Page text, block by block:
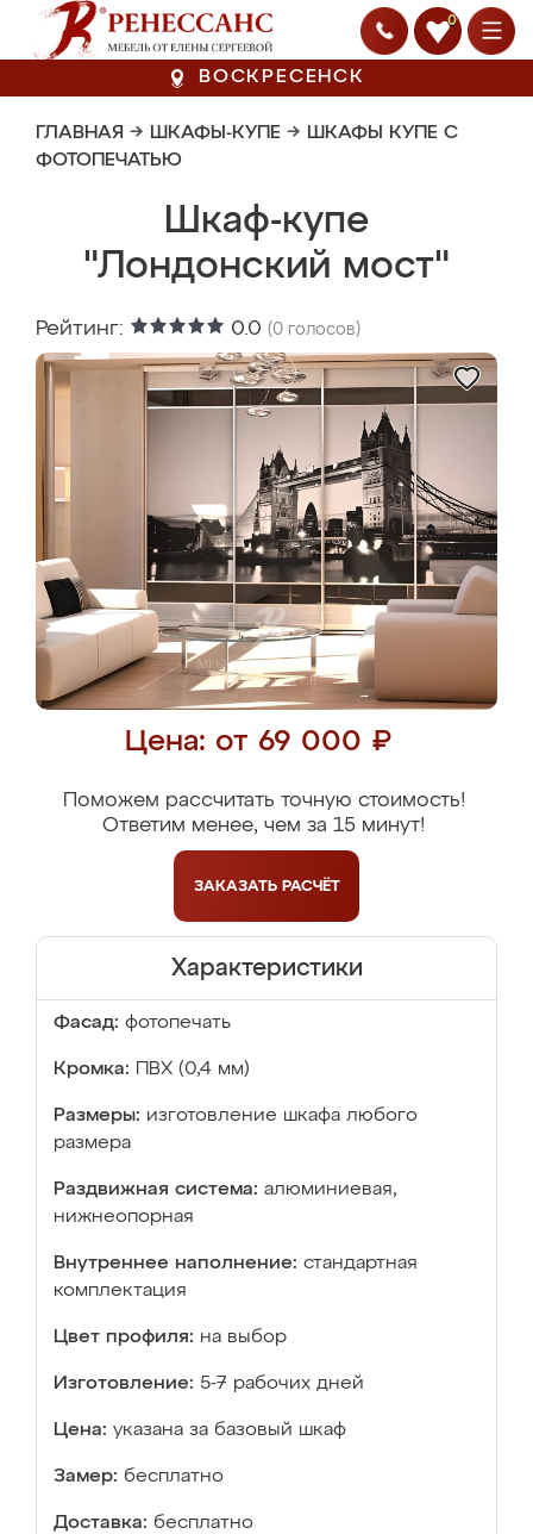
0
ВОСКРЕСЕНСК
ГЛАВНАЯ → ШКАФЫ-КУПЕ → ШКАФЫ КУПЕ С
ФОТОПЕЧАТЬЮ
Шкаф-купе
"Лондонский мост"
Рейтинг: 0.0 (0 голосов)
Цена: от 69 000 ₽
Поможем рассчитать точную стоимость!
Ответим менее, чем за 15 минут!
ЗАКАЗАТЬ РАСЧЁТ
Характеристики
Фасад: фотопечать
Кромка: ПВХ (0,4 мм)
Размеры: изготовление шкафа любого
размера
Раздвижная система: алюминиевая,
нижнеопорная
Внутреннее наполнение: стандартная
комплектация
Цвет профиля: на выбор
Изготовление: 5-7 рабочих дней
Цена: указана за базовый шкаф
Замер: бесплатно
Доставка: бесплатно